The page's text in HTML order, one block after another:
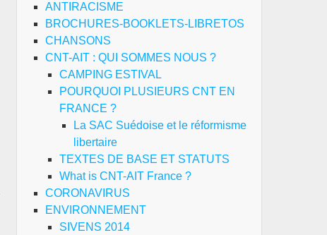
ANTIRACISME
BROCHURES-BOOKLETS-LIBRETOS
CHANSONS
CNT-AIT : QUI SOMMES NOUS ?
CAMPING ESTIVAL
POURQUOI PLUSIEURS CNT EN
FRANCE ?
La SAC Suédoise et le réformisme
libertaire
TEXTES DE BASE ET STATUTS
What is CNT-AIT France ?
CORONAVIRUS
ENVIRONNEMENT
SIVENS 2014